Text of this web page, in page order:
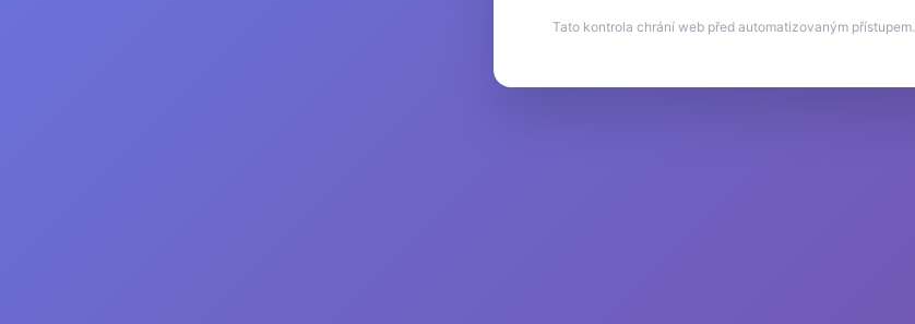
Tato kontrola chrání web před automatizovaným přístupem.